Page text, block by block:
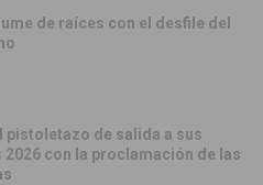
de raíces con el desfile del
pistoletazo de salida a sus
2026 con la proclamación de las